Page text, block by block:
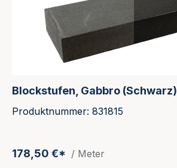
Blockstufen, Gabbro (Schwarz)
Produktnummer: 831815
178,50 €* / Meter